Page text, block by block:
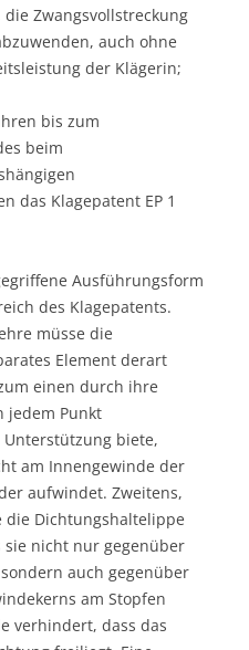
Zwangsvollstreckung
auch ohne
der Klägerin;
bis zum
beim
das Klagepatent EP 1
Ausführungsform
des Klagepatents.
müsse die
Element derart
einen durch ihre
jedem Punkt
biete,
am Innengewinde der
aufwindet. Zweitens,
die Dichtungshaltelippe
nicht nur gegenüber
auch gegenüber
am Stopfen
verhindert, dass das